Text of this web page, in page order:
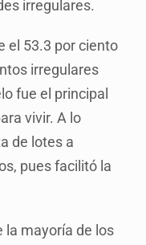
irregulares.
el 53.3 por ciento
irregulares
fue el principal
vivir. A lo
de lotes a
pues facilitó la
la mayoría de los